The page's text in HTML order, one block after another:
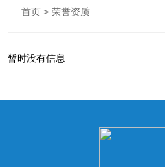
首页 > 荣誉资质
暂时没有信息